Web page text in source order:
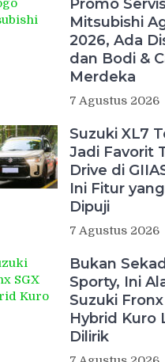
Promo
Mitsubishi
2026, Ada
dan Bodi &
Merdeka
7 Agustus 2026
Suzuki XL7
Jadi Favorit
Drive di
Ini Fitur
Dipuji
7 Agustus 2026
Bukan
Sporty, Ini
Suzuki Fronx
Hybrid Kuro
Dilirik